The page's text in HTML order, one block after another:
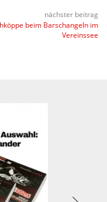
nächster beitrag
beim Barschangeln im
Vereinssee